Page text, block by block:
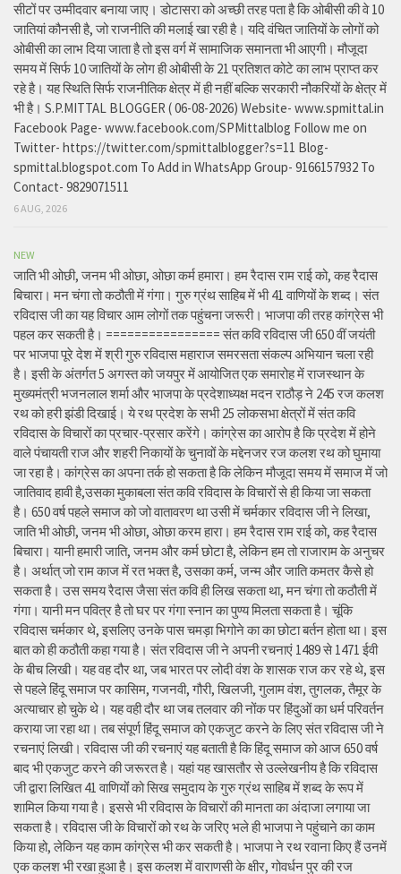
सीटों पर उम्मीदवार बनाया जाए। डोटासरा को अच्छी तरह पता है कि ओबीसी की वे 10
जातियां कौनसी है, जो राजनीति की मलाई खा रही है। यदि वंचित जातियों के लोगों को
ओबीसी का लाभ दिया जाता है तो इस वर्ग में सामाजिक समानता भी आएगी। मौजूदा
समय में सिर्फ 10 जातियों के लोग ही ओबीसी के 21 प्रतिशत कोटे का लाभ प्राप्त कर
रहे है। यह स्थिति सिर्फ राजनीतिक क्षेत्र में ही नहीं बल्कि सरकारी नौकरियों के क्षेत्र में
भी है। S.P.MITTAL BLOGGER ( 06-08-2026) Website- www.spmittal.in
Facebook Page- www.facebook.com/SPMittalblog Follow me on
Twitter- https://twitter.com/spmittalblogger?s=11 Blog-
spmittal.blogspot.com To Add in WhatsApp Group- 9166157932 To
Contact- 9829071511
6 AUG, 2026
NEW
जाति भी ओछी, जनम भी ओछा, ओछा कर्म हमारा। हम रैदास राम राई को, कह रैदास
बिचारा। मन चंगा तो कठौती में गंगा। गुरु ग्रंथ साहिब में भी 41 वाणियों के शब्द। संत
रविदास जी का यह विचार आम लोगों तक पहुंचना जरूरी। भाजपा की तरह कांग्रेस भी
पहल कर सकती है। ================ संत कवि रविदास जी 650 वीं जयंती
पर भाजपा पूरे देश में श्री गुरु रविदास महाराज समरसता संकल्प अभियान चला रही
है। इसी के अंतर्गत 5 अगस्त को जयपुर में आयोजित एक समारोह में राजस्थान के
मुख्यमंत्री भजनलाल शर्मा और भाजपा के प्रदेशाध्यक्ष मदन राठौड़ ने 245 रज कलश
रथ को हरी झंडी दिखाई। ये रथ प्रदेश के सभी 25 लोकसभा क्षेत्रों में संत कवि
रविदास के विचारों का प्रचार-प्रसार करेंगे। कांग्रेस का आरोप है कि प्रदेश में होने
वाले पंचायती राज और शहरी निकायों के चुनावों के मद्देनजर रज कलश रथ को घुमाया
जा रहा है। कांग्रेस का अपना तर्क हो सकता है कि लेकिन मौजूदा समय में समाज में जो
जातिवाद हावी है,उसका मुकाबला संत कवि रविदास के विचारों से ही किया जा सकता
है। 650 वर्ष पहले समाज को जो वातावरण था उसी में चर्मकार रविदास जी ने लिखा,
जाति भी ओछी, जनम भी ओछा, ओछा करम हारा। हम रैदास राम राई को, कह रैदास
बिचारा। यानी हमारी जाति, जनम और कर्म छोटा है, लेकिन हम तो राजाराम के अनुचर
है। अर्थात् जो राम काज में रत भक्त है, उसका कर्म, जन्म और जाति कमतर कैसे हो
सकता है। उस समय रैदास जैसा संत कवि ही लिख सकता था, मन चंगा तो कठौती में
गंगा। यानी मन पवित्र है तो घर पर गंगा स्नान का पुण्य मिलता सकता है। चूंकि
रविदास चर्मकार थे, इसलिए उनके पास चमड़ा भिगोने का का छोटा बर्तन होता था। इस
बात को ही कठौती कहा गया है। संत रविदास जी ने अपनी रचनाएं 1489 से 1471 ईवी
के बीच लिखी। यह वह दौर था, जब भारत पर लोदी वंश के शासक राज कर रहे थे, इस
से पहले हिंदू समाज पर कासिम, गजनवी, गौरी, खिलजी, गुलाम वंश, तुगलक, तैमूर के
अत्याचार हो चुके थे। यह वही दौर था जब तलवार की नोंक पर हिंदुओं का धर्म परिवर्तन
कराया जा रहा था। तब संपूर्ण हिंदू समाज को एकजुट करने के लिए संत रविदास जी ने
रचनाएं लिखी। रविदास जी की रचनाएं यह बताती है कि हिंदू समाज को आज 650 वर्ष
बाद भी एकजुट करने की जरूरत है। यहां यह खासतौर से उल्लेखनीय है कि रविदास
जी द्वारा लिखित 41 वाणियोंं को सिख समुदाय के गुरु ग्रंथ साहिब में शब्द के रूप में
शामिल किया गया है। इससे भी रविदास के विचारों की मानता का अंदाजा लगाया जा
सकता है। रविदास जी के विचारों को रथ के जरिए भले ही भाजपा ने पहुंचाने का काम
किया हो, लेकिन यह काम कांग्रेस भी कर सकती है। भाजपा ने रथ रवाना किए हैं उनमें
एक कलश भी रखा हुआ है। इस कलश में वाराणसी के क्षीर, गोवर्धन पुर की रज